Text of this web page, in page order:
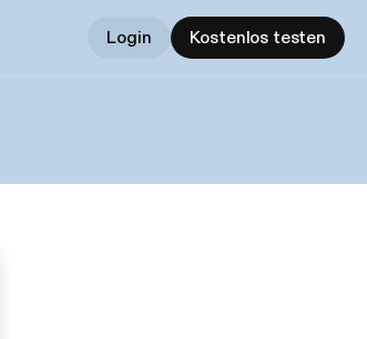
Login Kostenlos testen